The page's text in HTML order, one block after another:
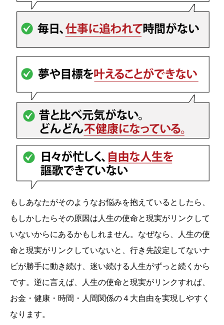
もしあなたがそのようなお悩みを抱えているとしたら、
もしかしたらその原因は人生の使命と現実がリンクして
いないからにあるかもしれません。なぜなら、人生の使
命と現実がリンクしていないと、行き先設定してないナ
ビが勝手に動き続け、迷い続ける人生がずっと続くから
です。逆に言えば、人生の使命と現実がリンクすれば、
お金・健康・時間・人間関係の４大自由を実現しやすく
なります。